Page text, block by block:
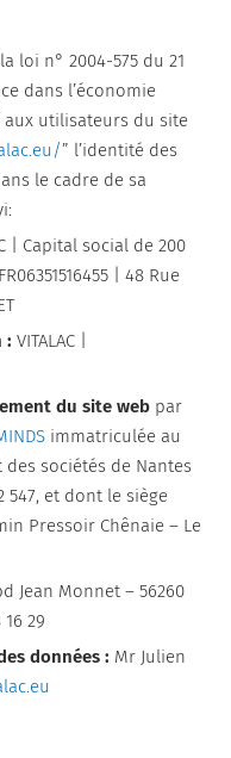
loi n° 2004-575 du 21
dans l’économie
utilisateurs du site
” l’identité des
le cadre de sa
| Capital social de 200
| 48 Rue
:VITALAC |
du site web par
immatriculée au
sociétés de Nantes
547, et dont le siège
Pressoir Chênaie – Le
Jean Monnet – 56260
16 29
données : Mr Julien